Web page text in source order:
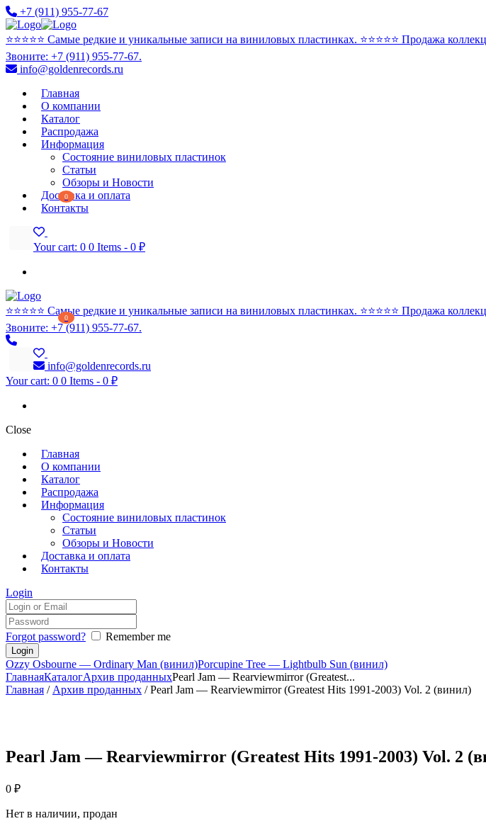
+7 (911) 955-77-67
⭐️⭐️⭐️⭐️⭐️ Самые редкие и уникальные записи на виниловых пластинках. ⭐️⭐️⭐️⭐️⭐️ Продажа
Звоните: +7 (911) 955-77-67.
info@goldenrecords.ru
Главная
О компании
Каталог
Распродажа
Информация
Состояние виниловых пластинок
Статьи
Обзоры и Новости
Доставка и оплата
Контакты
0
Your cart: 0 0 Items - 0 ₽
⭐️⭐️⭐️⭐️⭐️ Самые редкие и уникальные записи на виниловых пластинках. ⭐️⭐️⭐️⭐️⭐️ Продажа
Звоните: +7 (911) 955-77-67.
0
info@goldenrecords.ru
Your cart: 0 0 Items - 0 ₽
Close
Главная
О компании
Каталог
Распродажа
Информация
Состояние виниловых пластинок
Статьи
Обзоры и Новости
Доставка и оплата
Контакты
Login
Forgot password? Remember me
Ozzy Osbourne — Ordinary Man (винил)Porcupine Tree — Lightbulb Sun (винил)
ГлавнаяКаталогАрхив проданныхPearl Jam — Rearviewmirror (Greatest...
Главная / Архив проданных / Pearl Jam — Rearviewmirror (Greatest Hits 1991-2003) Vol. 2 (винил)
Pearl Jam — Rearviewmirror (Greatest Hits 1991-2003) Vol. 2
0 ₽
Нет в наличии, продан